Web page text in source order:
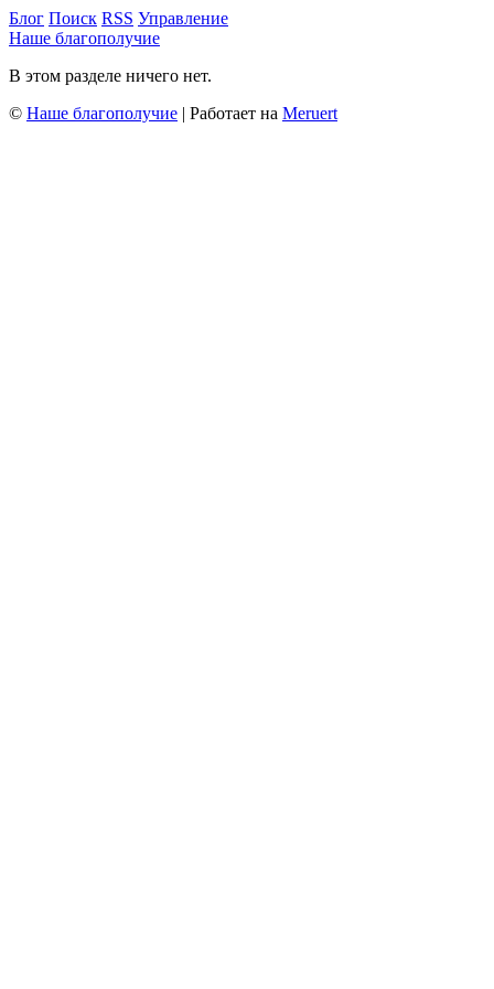
Блог Поиск RSS Управление
Наше благополучие
В этом разделе ничего нет.
© Наше благополучие | Работает на Meruert